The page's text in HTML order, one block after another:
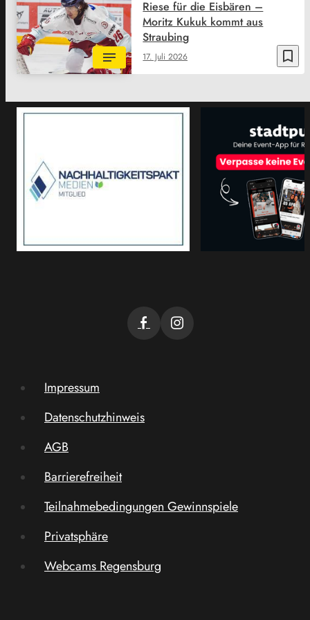
bookmark_border
17. Juli 2026
Riese für die Eisbären –
Moritz Kukuk kommt aus
Straubing
Impressum
Datenschutzhinweis
AGB
Barrierefreiheit
Teilnahmebedingungen Gewinnspiele
Privatsphäre
Webcams Regensburg